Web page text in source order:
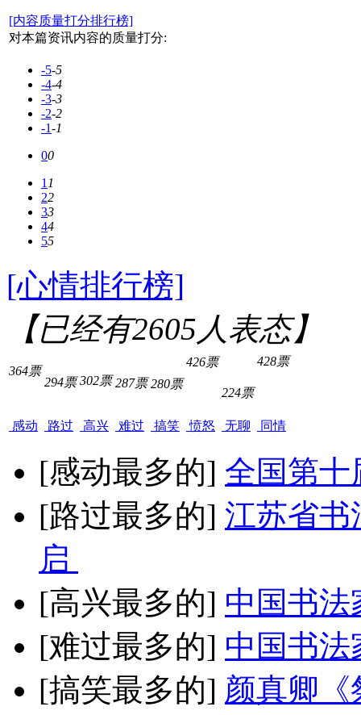
[内容质量打分排行榜]
对本篇资讯内容的质量打分:
-5-5
-4-4
-3-3
-2-2
-1-1
00
11
22
33
44
55
[心情排行榜]
【已经有2605人表态】
364票
感动
294票
路过
302票
高兴
287票
难过
280票
搞笑
426票
愤怒
224票
无聊
428票
同情
[感动最多的] 全国第十
[路过最多的] 江苏省书
启
[高兴最多的] 中国书法
[难过最多的] 中国书法
[搞笑最多的] 颜真卿《